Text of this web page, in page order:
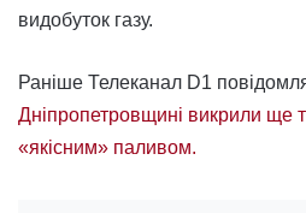
видобуток газу.
Раніше Телеканал D1
Дніпропетровщині викрили ще
«якісним» паливом.